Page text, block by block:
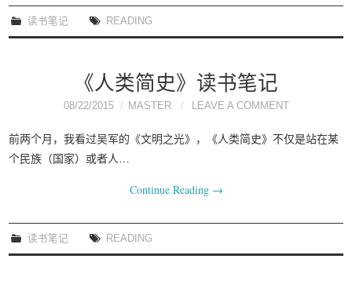
读书笔记 READING
《人类简史》读书笔记
08/22/2015 MASTER LEAVE A COMMENT
前两个月，我看过吴军的《文明之光》，《人类简史》不仅是站在某
个民族（国家）或者人…
Continue Reading →
读书笔记 READING